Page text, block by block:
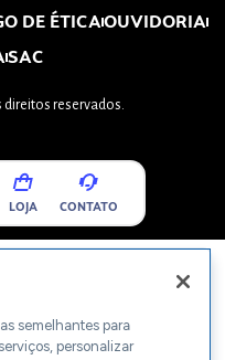
DE ÉTICAOUVIDORIA
SAC
direitos reservados.
LOJA CONTATO
semelhantes para
personalizar